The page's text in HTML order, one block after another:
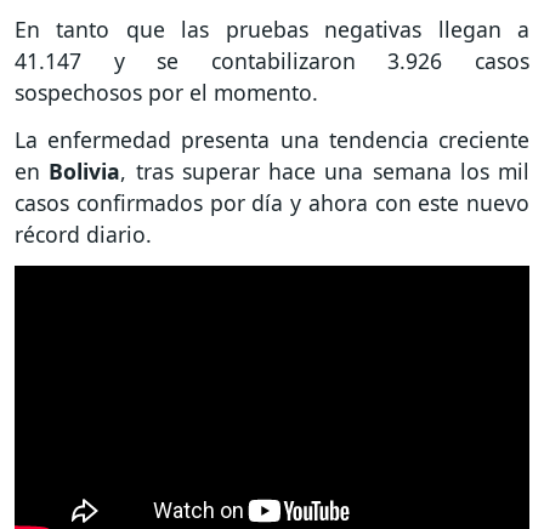
En tanto que las pruebas negativas llegan a
41.147 y se contabilizaron 3.926 casos
sospechosos por el momento.
La enfermedad presenta una tendencia creciente
en Bolivia, tras superar hace una semana los mil
casos confirmados por día y ahora con este nuevo
récord diario.